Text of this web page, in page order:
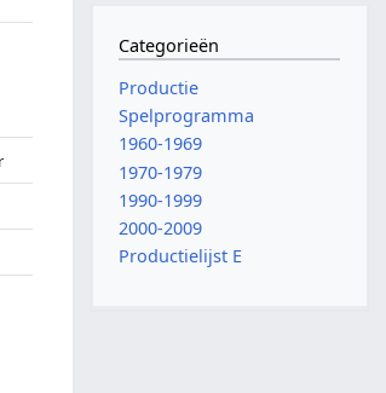
Categorieën
Productie
Spelprogramma
1960-1969
1970-1979
1990-1999
2000-2009
Productielijst E